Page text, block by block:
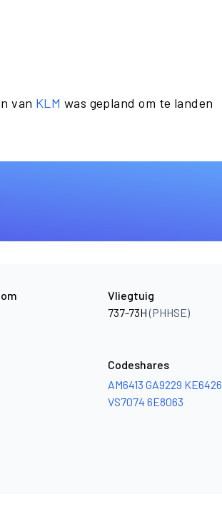
van KLM was gepland om te landen
Vliegtuig
737-73H(PHHSE)
Codeshares
AM6413 GA9229 KE6426
VS7074 6E8063